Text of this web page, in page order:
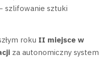
szlifowanie sztuki
roku II miejsce w
za autonomiczny system